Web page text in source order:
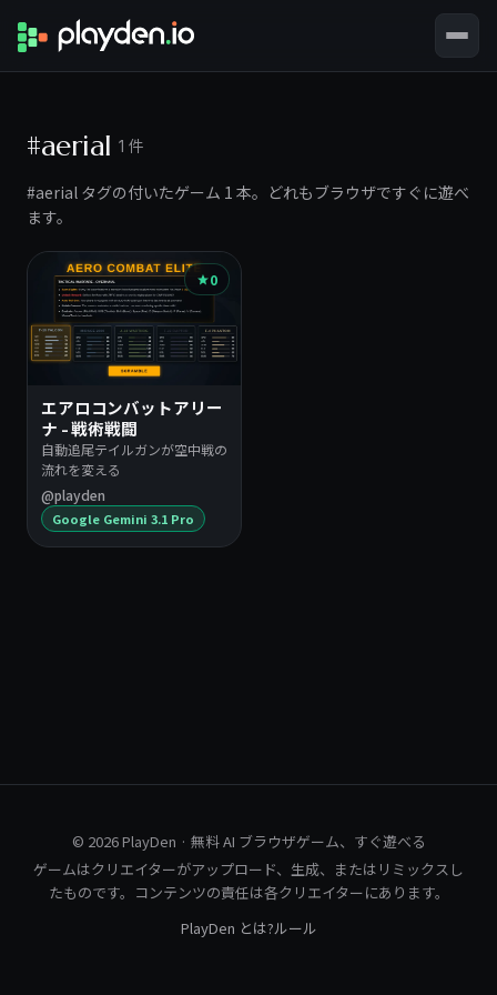
#aerial 1 件
#aerial タグの付いたゲーム 1 本。どれもブラウザですぐに遊べ
ます。
0
エアロコンバットアリー
ナ - 戦術戦闘
自動追尾テイルガンが空中戦の
流れを変える
@playden
Google Gemini 3.1 Pro
© 2026 PlayDen · 無料 AI ブラウザゲーム、すぐ遊べる
ゲームはクリエイターがアップロード、生成、またはリミックスし
たものです。コンテンツの責任は各クリエイターにあります。
PlayDen とは?ルール